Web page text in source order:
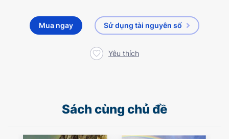
Mua ngay Sử dụng tài nguyên số
Yêu thích
Sách cùng chủ đề